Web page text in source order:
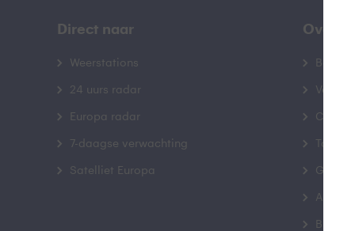
Direct naar
Weerstations
24 uurs radar
Europa radar
7-daagse verwachting
Satelliet Europa
Over
Contact